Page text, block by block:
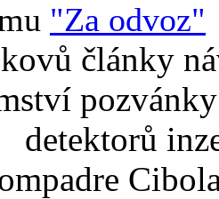
"Za odvoz"
články
detektorů